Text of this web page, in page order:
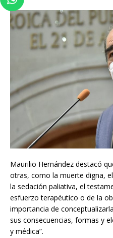
Maurilio Hernández destacó
otras, como la muerte digna,
la sedación paliativa, el
esfuerzo terapéutico o de la
importancia de
sus consecuencias, formas y
y médica”.